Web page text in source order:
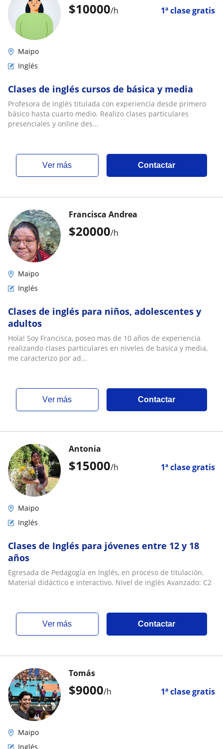
$10000/h 1ª clase gratis
Maipo
Inglés
Clases de inglés cursos de básica y media
Profesora de Inglés titulada con experiencia desde primero
básico hasta cuarto medio. Realizo clases particulares
presenciales y online des...
ver más Contactar
$20000/h
Francisca Andrea
Maipo
Inglés
Clases de inglés para niños, adolescentes y
adultos
Hola! Soy Francisca, poseo mas de 10 años de experiencia
realizando clases particulares en niveles de basica y media,
me caracterizo por ad...
ver más Contactar
$15000/h 1ª clase gratis
Antonia
Maipo
Inglés
Clases de Inglés para jóvenes entre 12 y 18
años
Egresada de Pedagogía en Inglés, en proceso de titulación.
Material didáctico e interactivo. Nivel de inglés Avanzado: C2
ver más Contactar
$9000/h 1ª clase gratis
Tomás
Maipo
Inglés